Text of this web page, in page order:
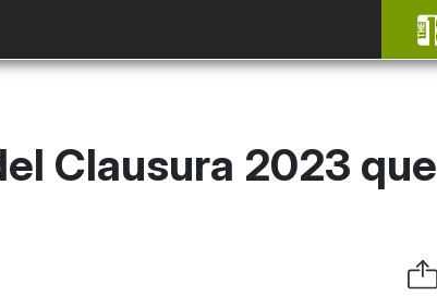
Clausura 2023 que